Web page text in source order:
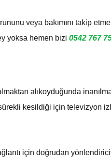
veya bakımını takip
yoksa hemen bizi 0542 767
alıkoyduğunda
kesildiği için televizyon
için doğrudan